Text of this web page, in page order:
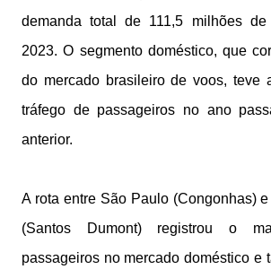
demanda total de 111,5 milhões de
2023. O segmento doméstico, que
do mercado brasileiro de voos, teve
tráfego de passageiros no ano
anterior.
A rota entre São Paulo (Congonhas)
(Santos Dumont) registrou o
passageiros no mercado doméstico e